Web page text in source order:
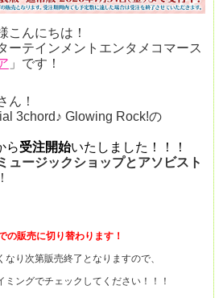
こんにちは！
ーテインメントエンタメコマース
」です！
ん！
3chord♪ Glowing Rock!の
ら受注開始いたしました！！！
ュージックショップとアソビスト
の販売に切り替わります！
り次第販売終了となりますので、
ングでチェックしてください！！！